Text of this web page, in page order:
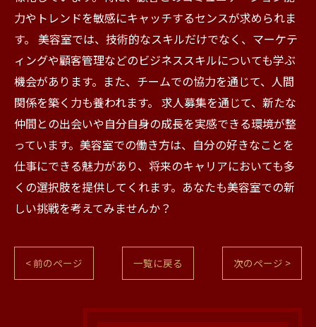
力やトレンドを敏感にキャッチするセンスが求められま
す。 美容室では、技術的なスキルだけでなく、マーケテ
ィングや顧客管理などのビジネススキルについても学ぶ
機会があります。また、チームでの協力を通じて、人間
関係を築く力も養われます。 求人募集を通じて、新たな
仲間との出会いや自分自身の成長を実感できる環境が整
っています。美容室での働き方は、自分の好きなことを
仕事にできる魅力があり、将来のキャリアにおいても多
くの選択肢を提供してくれます。あなたも美容室での新
しい挑戦を考えてみませんか？
< 前のページ 一覧に戻る 次のページ >